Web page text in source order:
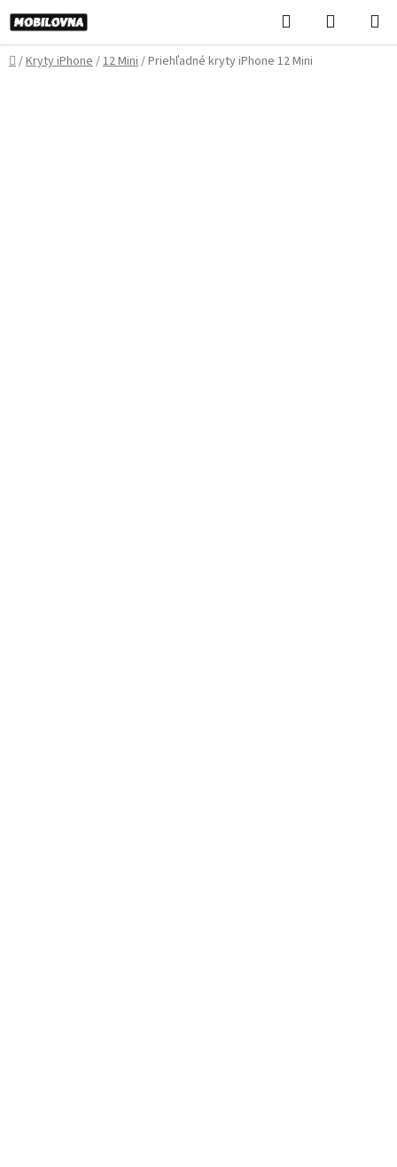
Prejsť
na
obsah
Hľadať
KOŠÍK
Domov
/Kryty iPhone/12 Mini/Priehľadné kryty iPhone 12 Mini